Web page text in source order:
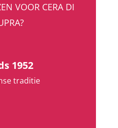
VOOR CERA DI
1952
traditie